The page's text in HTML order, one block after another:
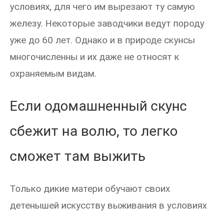
условиях, для чего им вырезают ту самую
железу. Некоторые заводчики ведут породу
уже до 60 лет. Однако и в природе скунсы
многочисленны и их даже не относят к
охраняемым видам.
Если одомашненный скунс
сбежит на волю, то легко
сможет там выжить
Только дикие матери обучают своих
детенышей искусству выживания в условиях